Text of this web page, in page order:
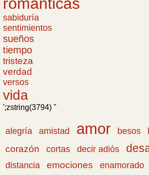
sabiduría
sentimientos
sueños
tiempo
tristeza
verdad
versos
vida
';zstring(3794) "
alegría amistad amor besos
corazón
cortas decir adiós
distancia emociones enamorado